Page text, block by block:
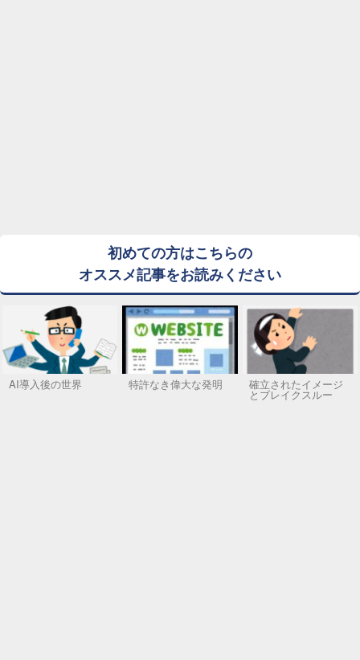
初めての方はこちらの
オススメ記事をお読みください
AI導入後の世界 特許なき偉大な発明 確立されたイメージ
とブレイクスルー